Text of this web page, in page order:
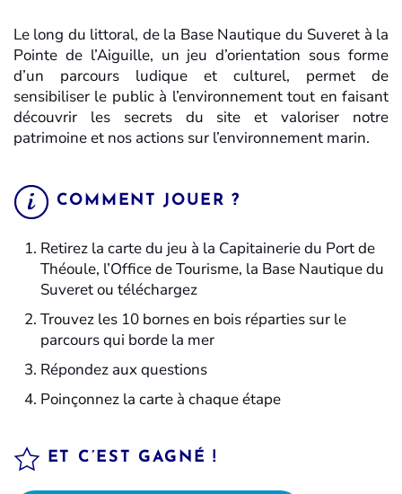
Le long du littoral, de la Base Nautique du Suveret à la
Pointe de l’Aiguille, un jeu d’orientation sous forme
d’un parcours ludique et culturel, permet de
sensibiliser le public à l’environnement tout en faisant
découvrir les secrets du site et valoriser notre
patrimoine et nos actions sur l’environnement marin.
COMMENT JOUER ?
Retirez la carte du jeu à la Capitainerie du Port de
Théoule, l’Office de Tourisme, la Base Nautique du
Suveret ou téléchargez
Trouvez les 10 bornes en bois réparties sur le
parcours qui borde la mer
Répondez aux questions
Poinçonnez la carte à chaque étape
ET C’EST GAGNÉ !